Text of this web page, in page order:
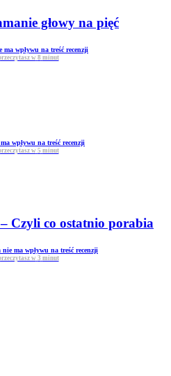
głowy na pięć
wpływu na treść recenzji
w 8 minut
wpływu na treść recenzji
w 5 minut
Czyli co ostatnio porabia
ma wpływu na treść recenzji
w 3 minut